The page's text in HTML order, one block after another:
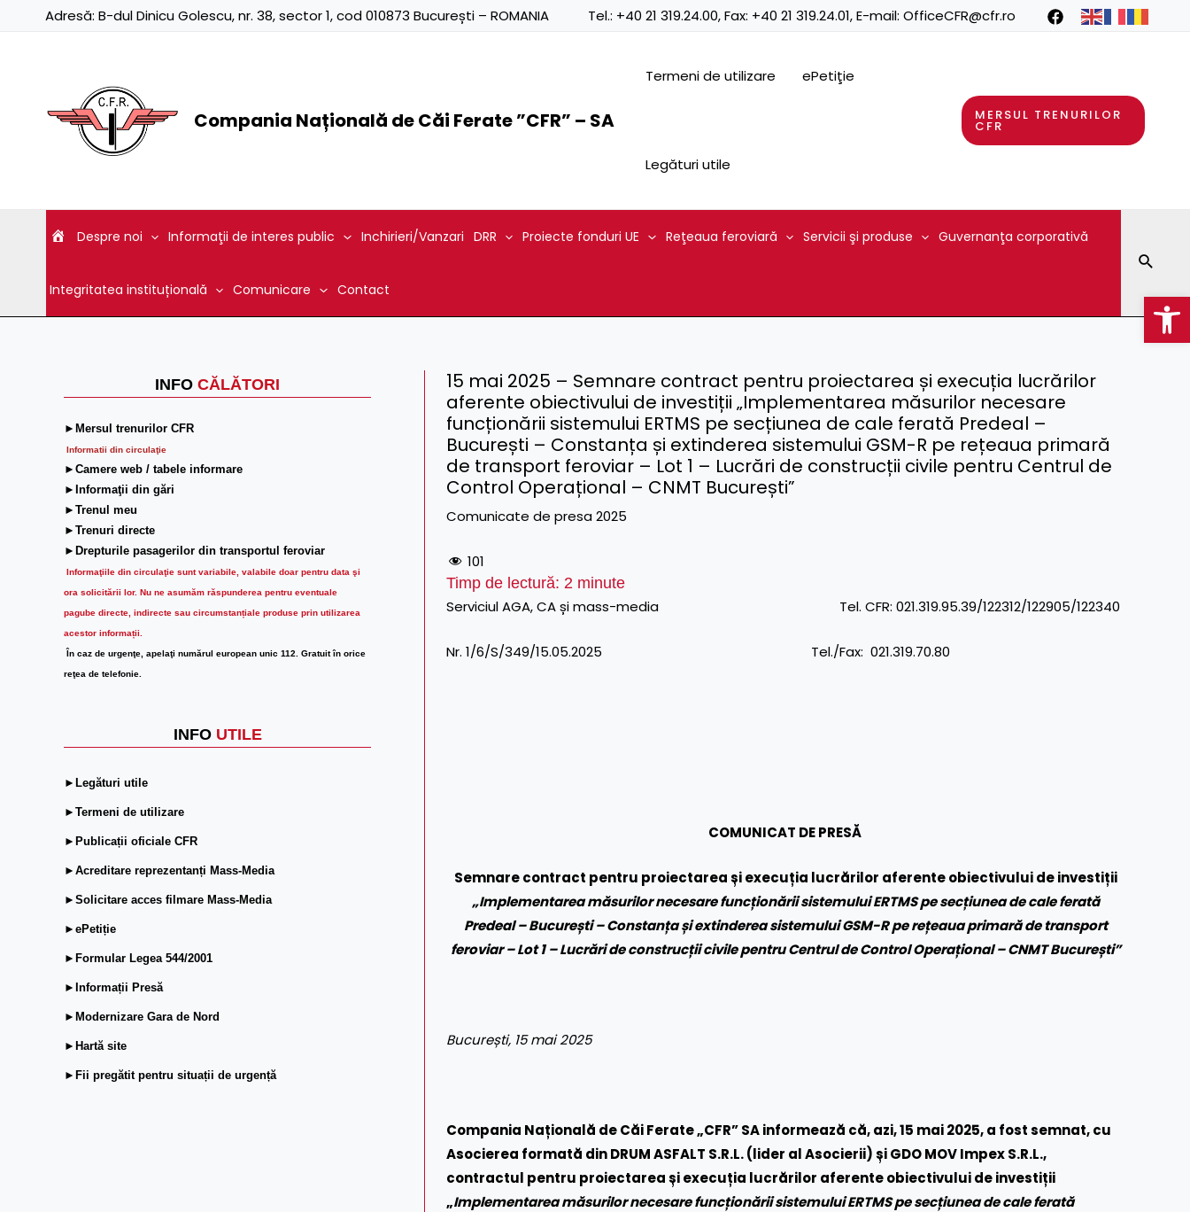
Adresă: B-dul Dinicu Golescu, nr. 38, sector 1, cod 010873 București – ROMANIA Tel.: +40 21 319.24.00, Fax: +40 21 319.24.01, E-mail: OfficeCFR@cfr.ro
Compania Națională de Căi Ferate ”CFR” – SA
Termeni de utilizare ePetiţie
Legături utile
MERSUL TRENURILOR
CFR
Despre noi Informaţii de interes public Inchirieri/Vanzari DRR Proiecte fonduri UE Reţeaua feroviară Servicii şi produse Guvernanţa corporativă
Integritatea instituțională Comunicare Contact
INFO CĂLĂTORI
►Mersul trenurilor CFR
Informatii din circulaţie
►Camere web / tabele informare
►Informaţii din gări
►Trenul meu
►Trenuri directe
►Drepturile pasagerilor din transportul feroviar
Informaţiile din circulaţie sunt variabile, valabile doar pentru data şi
ora solicitării lor. Nu ne asumăm răspunderea pentru eventuale
pagube directe, indirecte sau circumstanțiale produse prin utilizarea
acestor informații.
În caz de urgenţe, apelaţi numărul european unic 112. Gratuit în orice
reţea de telefonie.
INFO UTILE
►Legături utile
►Termeni de utilizare
►Publicații oficiale CFR
►Acreditare reprezentanți Mass-Media
►Solicitare acces filmare Mass-Media
►ePetiție
►Formular Legea 544/2001
►Informații Presă
►Modernizare Gara de Nord
►Hartă site
►Fii pregătit pentru situații de urgență
15 mai 2025 – Semnare contract pentru proiectarea și execuția lucrărilor
aferente obiectivului de investiții „Implementarea măsurilor necesare
funcționării sistemului ERTMS pe secțiunea de cale ferată Predeal –
București – Constanța și extinderea sistemului GSM-R pe rețeaua primară
de transport feroviar – Lot 1 – Lucrări de construcții civile pentru Centrul de
Control Operațional – CNMT București”
Comunicate de presa 2025
101
Timp de lectură: 2 minute
Serviciul AGA, CA și mass-media Tel. CFR: 021.319.95.39/122312/122905/122340
Nr. 1/6/S/349/15.05.2025 Tel./Fax: 021.319.70.80
COMUNICAT DE PRESĂ
Semnare contract pentru proiectarea și execuția lucrărilor aferente obiectivului de investiții
„Implementarea măsurilor necesare funcționării sistemului ERTMS pe secțiunea de cale ferată
Predeal – București – Constanța și extinderea sistemului GSM-R pe rețeaua primară de transport
feroviar – Lot 1 – Lucrări de construcții civile pentru Centrul de Control Operațional – CNMT București”
București, 15 mai 2025
Compania Națională de Căi Ferate „CFR” SA informează că, azi, 15 mai 2025, a fost semnat, cu
Asocierea formată din DRUM ASFALT S.R.L. (lider al Asocierii) și GDO MOV Impex S.R.L.,
contractul pentru proiectarea și execuția lucrărilor aferente obiectivului de investiții
„Implementarea măsurilor necesare funcționării sistemului ERTMS pe secțiunea de cale ferată